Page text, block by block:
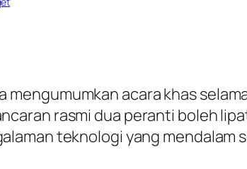
mengumumkan acara khas
rasmi dua peranti boleh
teknologi yang